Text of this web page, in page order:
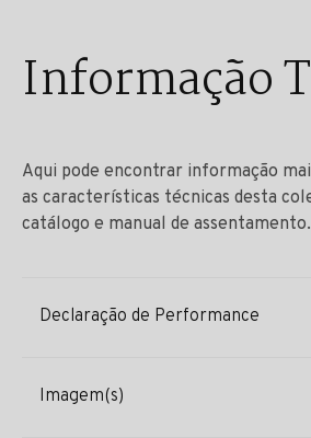
Informação
Aqui pode encontrar informação
as características técnicas desta
catálogo e manual de assentamento.
Declaração de Performance
Imagem(s)